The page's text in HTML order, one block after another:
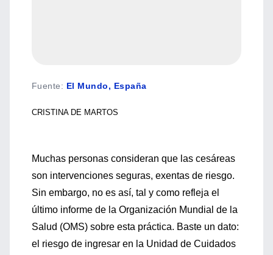
Fuente: El Mundo, España
CRISTINA DE MARTOS
Muchas personas consideran que las cesáreas
son intervenciones seguras, exentas de riesgo.
Sin embargo, no es así, tal y como refleja el
último informe de la Organización Mundial de la
Salud (OMS) sobre esta práctica. Baste un dato:
el riesgo de ingresar en la Unidad de Cuidados